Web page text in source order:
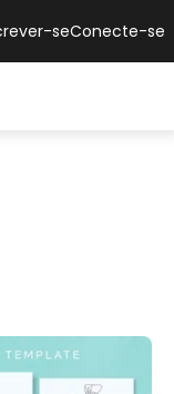
seConecte-se